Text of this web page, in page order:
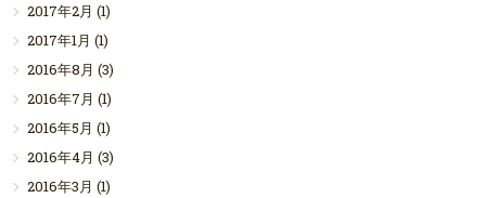
2017年2月 (1)
2017年1月 (1)
2016年8月 (3)
2016年7月 (1)
2016年5月 (1)
2016年4月 (3)
2016年3月 (1)